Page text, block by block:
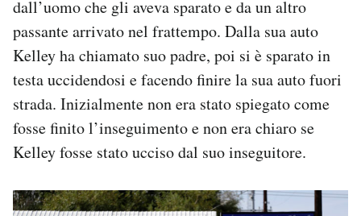
dall’uomo che gli aveva sparato e da un altro
passante arrivato nel frattempo. Dalla sua auto
Kelley ha chiamato suo padre, poi si è sparato in
testa uccidendosi e facendo finire la sua auto fuori
strada. Inizialmente non era stato spiegato come
fosse finito l’inseguimento e non era chiaro se
Kelley fosse stato ucciso dal suo inseguitore.